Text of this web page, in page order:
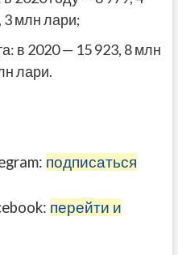
3 млн лари;
в 2020 — 15 923, 8 млн
лари.
подписаться
перейти и